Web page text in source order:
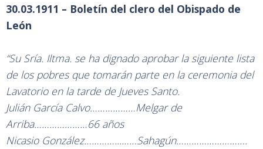
30.03.1911 – Boletín del clero del Obispado de
León
“Su Sría. Iltma. se ha dignado aprobar la siguiente lista
de los pobres que tomarán parte en la ceremonia del
Lavatorio en la tarde de Jueves Santo.
Julián García Calvo………………Melgar de
Arriba…………………66 años
Nicasio González…………...……Sahagún……………………….